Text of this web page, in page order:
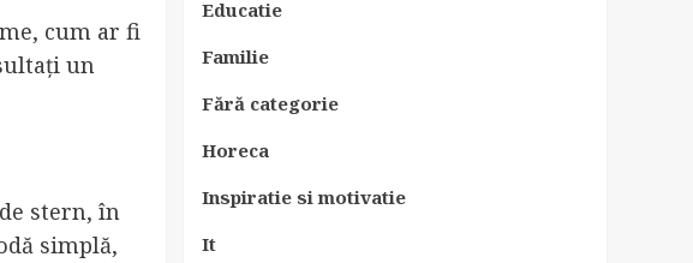
cum ar fi
un
stern, în
simplă,
Educatie
Familie
Fără categorie
Horeca
Inspiratie si motivatie
It